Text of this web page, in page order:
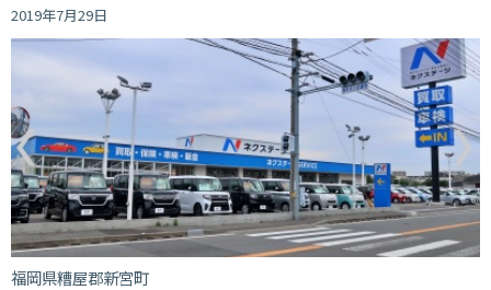
2019年7月29日
福岡県糟屋郡新宮町